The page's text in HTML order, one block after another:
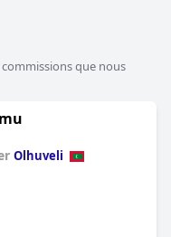
que nous
Olhuveli